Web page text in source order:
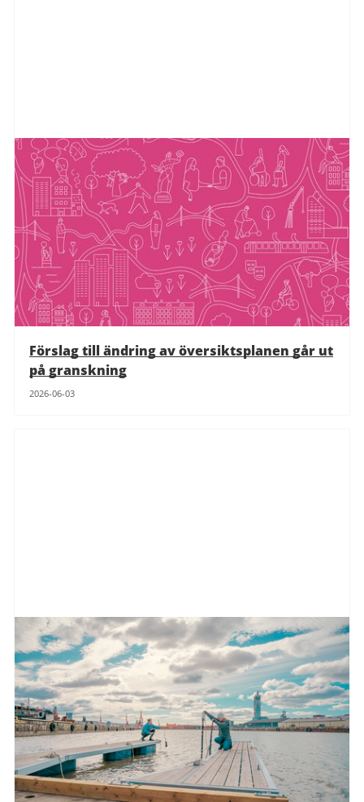
Förslag till ändring av översiktsplanen går ut
på granskning
2026-06-03